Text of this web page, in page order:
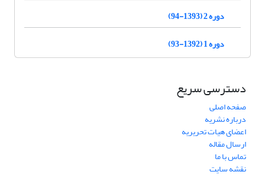
دوره 2 (1393-94)
دوره 1 (1392-93)
دسترسی سریع
صفحه اصلی
درباره نشریه
اعضای هیات تحریریه
ارسال مقاله
تماس با ما
نقشه سایت